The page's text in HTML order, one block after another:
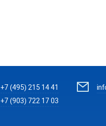
+7 (495) 215 14 41
+7 (903) 722 17 03